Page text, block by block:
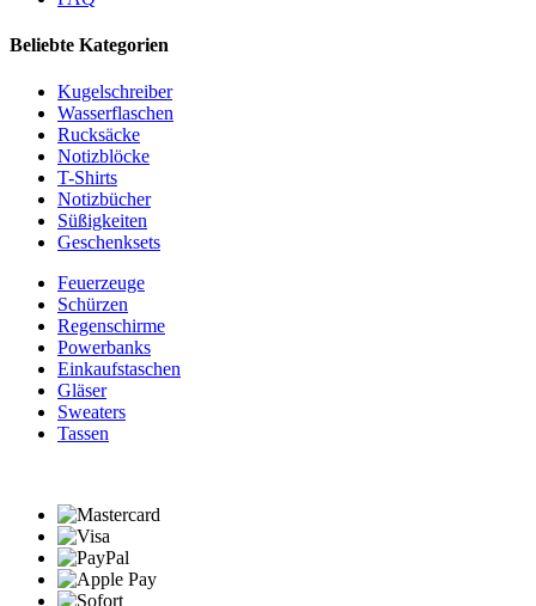
Beliebte Kategorien
Kugelschreiber
Wasserflaschen
Rucksäcke
Notizblöcke
T-Shirts
Notizbücher
Süßigkeiten
Geschenksets
Feuerzeuge
Schürzen
Regenschirme
Powerbanks
Einkaufstaschen
Gläser
Sweaters
Tassen